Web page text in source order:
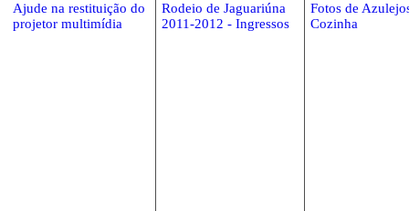
Ajude na restituição do
projetor multimídia
Rodeio de Jaguariúna
2011-2012 - Ingressos
Fotos de
Cozinha